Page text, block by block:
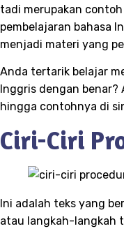
tadi merupakan contoh
pembelajaran bahasa
menjadi materi yang
Anda tertarik belajar
Inggris dengan benar?
hingga contohnya di
Ciri-Ciri
Ini adalah teks yang
atau langkah-langkah